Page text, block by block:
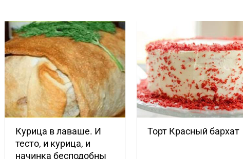
Курица в лаваше. И
тесто, и курица, и
начинка бесподобны
Торт Красный бархат